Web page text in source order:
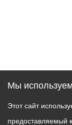
Мы
Этот сайт
предоставляемый